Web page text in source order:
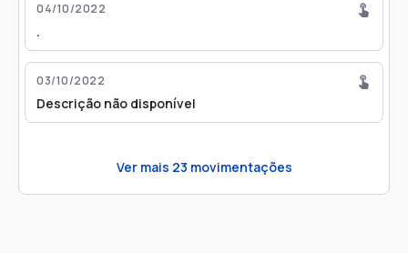
04/10/2022
.
03/10/2022
Descrição não disponível
Ver mais 23 movimentações